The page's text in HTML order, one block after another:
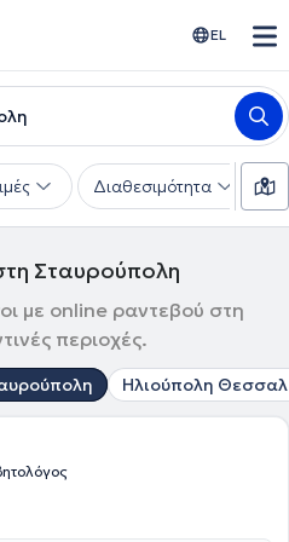
EL
Διαθεσιμότητα
Σταυρούπολη
με online ραντεβού στη
περιοχές.
Ηλιούπολη